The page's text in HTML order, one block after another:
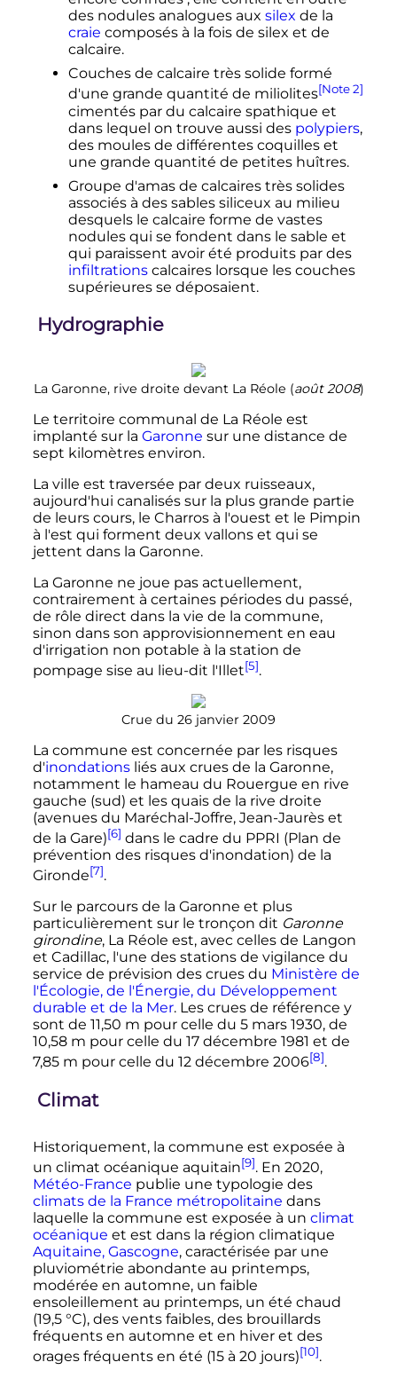
des nodules analogues aux silex de la
craie composés à la fois de silex et de
calcaire.
Couches de calcaire très solide formé
d'une grande quantité de miliolites[Note 2]
cimentés par du calcaire spathique et
dans lequel on trouve aussi des polypiers,
des moules de différentes coquilles et
une grande quantité de petites huîtres.
Groupe d'amas de calcaires très solides
associés à des sables siliceux au milieu
desquels le calcaire forme de vastes
nodules qui se fondent dans le sable et
qui paraissent avoir été produits par des
infiltrationscalcaires lorsque les couches
supérieures se déposaient.
Hydrographie
La Garonne, rive droite devant La Réole (août 2008)
Le territoire communal de La Réole est
implanté sur la Garonne sur une distance de
sept kilomètres environ.
La ville est traversée par deux ruisseaux,
aujourd'hui canalisés sur la plus grande partie
de leurs cours, le Charros à l'ouest et le Pimpin
à l'est qui forment deux vallons et qui se
jettent dans la Garonne.
La Garonne ne joue pas actuellement,
contrairement à certaines périodes du passé,
de rôle direct dans la vie de la commune,
sinon dans son approvisionnement en eau
d'irrigation non potable à la station de
pompage sise au lieu-dit l'Illet[5].
Crue du 26 janvier 2009
La commune est concernée par les risques
d'inondationsliés aux crues de la Garonne,
notamment le hameau du Rouergue en rive
gauche (sud) et les quais de la rive droite
(avenues du Maréchal-Joffre, Jean-Jaurès et
de la Gare)[6] dans le cadre du PPRI (Plan de
prévention des risques d'inondation) de la
Gironde[7].
Sur le parcours de la Garonne et plus
particulièrement sur le tronçon dit Garonne
girondine, La Réole est, avec celles de Langon
et Cadillac, l'une des stations de vigilance du
service de prévision des crues du Ministère de
l'Écologie, de l'Énergie, du Développement
durable et de la Mer. Les crues de référence y
sont de 11,50 m pour celle du 5 mars 1930, de
10,58 m pour celle du 17 décembre 1981 et de
7,85 m pour celle du 12 décembre 2006[8].
Climat
Historiquement, la commune est exposée à
un climat océanique aquitain[9]. En 2020,
Météo-France publie une typologie des
climats de la France métropolitaine dans
laquelle la commune est exposée à un climat
océanique et est dans la région climatique
Aquitaine, Gascogne, caractérisée par une
pluviométrie abondante au printemps,
modérée en automne, un faible
ensoleillement au printemps, un été chaud
(19,5 °C), des vents faibles, des brouillards
fréquents en automne et en hiver et des
orages fréquents en été (15 à 20 jours)[10].